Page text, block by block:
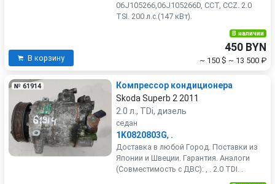
06J105266,06J105266D, CCT, CCZ. 2.0
TSI. 200 л.с.(147 кВт).
В корзину
В наличии
450 BYN
~ 150 $ ~ 13 500 ₽
№ 61914
Компрессор кондиционера
Skoda Superb 2 2011
2.0 л., TDi, дизель
седан
1K0820803G, .
Доставка в любой Город. Поставки из
Японии и Швеции. Гарантия. Аналоги
(Совместимость с ДВС): , . 2.0 TDI. .